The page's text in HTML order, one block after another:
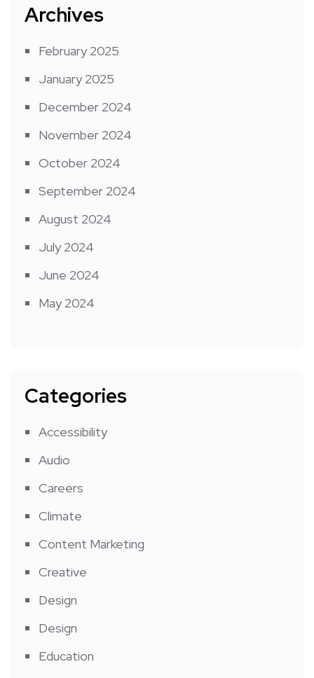
Archives
February 2025
January 2025
December 2024
November 2024
October 2024
September 2024
August 2024
July 2024
June 2024
May 2024
Categories
Accessibility
Audio
Careers
Climate
Content Marketing
Creative
Design
Design
Education